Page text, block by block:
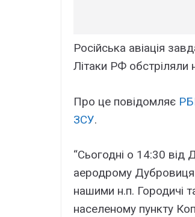
Російська авіація
Літаки РФ обстріляли
Про це повідомляє
ЗСУ.
“Сьогодні о 14:30 від
аеродрому Дубровиця
нашими н.п. Городичі
населеному пункту